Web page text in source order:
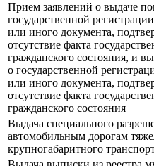
Прием заявлений о выдаче
государственной
или иного документа,
отсутствие факта
гражданского состояния, и
о государственной
или иного документа,
отсутствие факта
гражданского состояния
Выдача специального
автомобильным дорогам
крупногабаритного